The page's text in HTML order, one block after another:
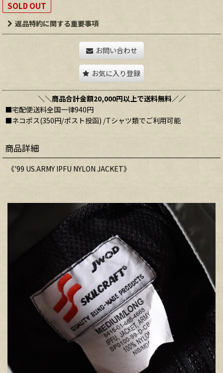
SOLD OUT
返品特約に関する重要事項
お問い合わせ
お気に入り登録
＼＼商品合計金額20,000円以上で送料無料／／
■宅配便送料全国一律940円
■ネコポス(350円/ポスト投函) /Tシャツ類でご利用可能
商品詳細
《'99 US.ARMY IPFU NYLON JACKET》